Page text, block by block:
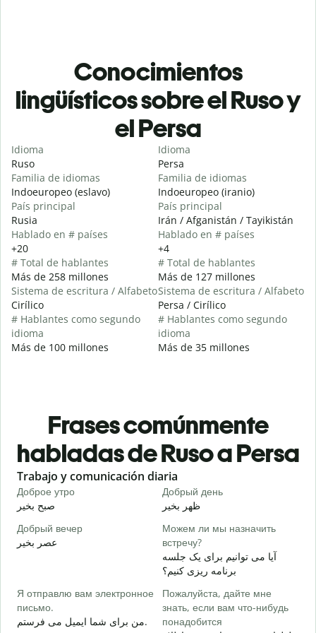
Conocimientos
lingüísticos sobre el Ruso y
el Persa
Idioma
Ruso
Familia de idiomas
Indoeuropeo (eslavo)
País principal
Rusia
Hablado en # países
+20
# Total de hablantes
Más de 258 millones
Sistema de escritura / Alfabeto
Cirílico
# Hablantes como segundo
idioma
Más de 100 millones
Idioma
Persa
Familia de idiomas
Indoeuropeo (iranio)
País principal
Irán / Afganistán / Tayikistán
Hablado en # países
+4
# Total de hablantes
Más de 127 millones
Sistema de escritura / Alfabeto
Persa / Cirílico
# Hablantes como segundo
idioma
Más de 35 millones
Frases comúnmente
habladas de Ruso a Persa
Slide 1 of 6
Trabajo y comunicación diaria
Доброе утро
صبح بخیر
Добрый день
ظهر بخیر
Добрый вечер
عصر بخیر
Можем ли мы назначить
встречу?
آیا می توانیم برای یک جلسه
برنامه ریزی کنیم؟
Я отправлю вам электронное
письмо.
من برای شما ایمیل می فرستم.
Пожалуйста, дайте мне
знать, если вам что-нибудь
понадобится